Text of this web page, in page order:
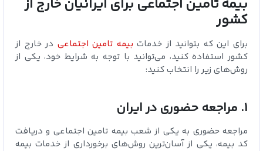
بیمه تامین اجتماعی برای ایرانیان خارج از
کشور
برای این که بتوانید از خدماتبیمه تامین اجتماعی در خارج از
کشور استفاده کنید، می‌توانید با توجه به شرایط خود، یکی از
روش‌های زیر را انتخاب کنید:
1. مراجعه حضوری در ایران
مراجعه حضوری به یکی از شعب بیمه تامین اجتماعی و دریافت
کد بیمه، یکی از آسان‌ترین روش‌های برخورداری از خدمات بیمه